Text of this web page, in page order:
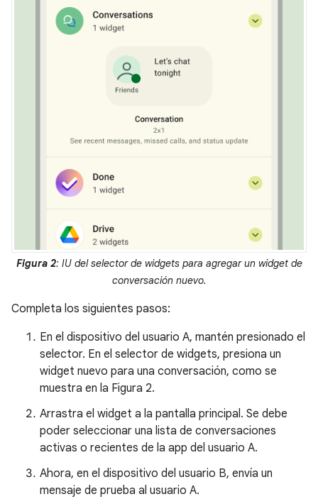
Figura 2: IU del selector de widgets para agregar un widget de
conversación nuevo.
Completa los siguientes pasos:
En el dispositivo del usuario A, mantén presionado el
selector. En el selector de widgets, presiona un
widget nuevo para una conversación, como se
muestra en la Figura 2.
Arrastra el widget a la pantalla principal. Se debe
poder seleccionar una lista de conversaciones
activas o recientes de la app del usuario A.
Ahora, en el dispositivo del usuario B, envía un
mensaje de prueba al usuario A.